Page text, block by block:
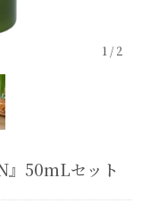
1 / 2
』50mLセット